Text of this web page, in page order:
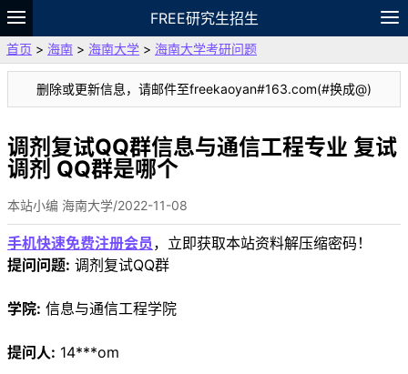
FREE研究生招生
题库
故事 专题 APP 笔记
VIP
资料
首页 > 海南 > 海南大学 > 海南大学考研问题
删除或更新信息，请邮件至freekaoyan#163.com(#换成@)
调剂复试QQ群信息与通信工程专业 复试
调剂 QQ群是哪个
本站小编 海南大学/2022-11-08
手机快速免费注册会员 ，立即获取本站资料解压缩密码！
提问问题: 调剂复试QQ群
学院: 信息与通信工程学院
提问人: 14***om